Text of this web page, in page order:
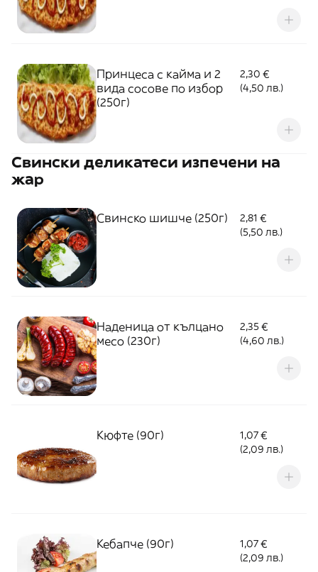
Принцеса с кайма и 2
вида сосове по избор
(250г)
2,30 €
(4,50 лв.)
Свински деликатеси изпечени на
жар
Свинско шишче (250г)
2,81 €
(5,50 лв.)
Наденица от кълцано
месо (230г)
2,35 €
(4,60 лв.)
Кюфте (90г)
1,07 €
(2,09 лв.)
Кебапче (90г)
1,07 €
(2,09 лв.)